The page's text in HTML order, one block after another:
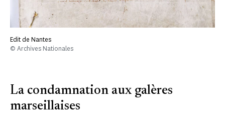
Edit de Nantes
© Archives Nationales
La condamnation aux galères
marseillaises